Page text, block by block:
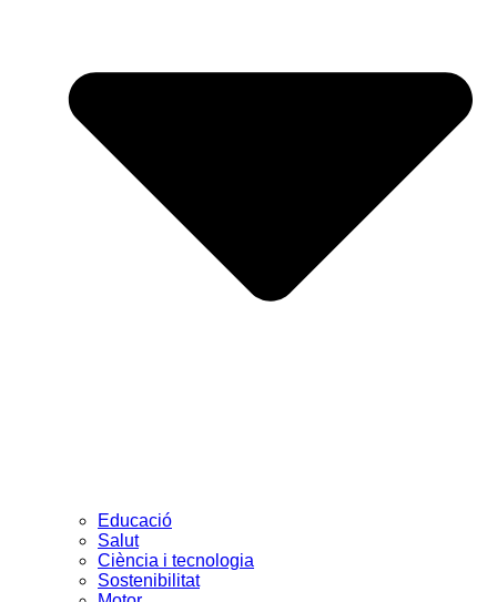
Educació
Salut
Ciència i tecnologia
Sostenibilitat